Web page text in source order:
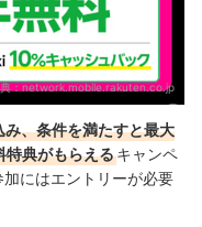
：network.mobile.rakuten.co.jp
、条件を満たすと最大
典がもらえるキャンペ
にはエントリーが必要